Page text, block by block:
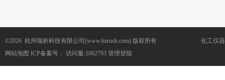
©2026 杭州瑞析科技有限公司(www.hzrush.com) 版权所有
网站地图 ICP备案号： 访问量:1002793 管理登陆
化工仪